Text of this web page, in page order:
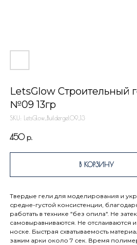
LetsGlow Строительный
№09 13гр
SKU: LetsGlow_Buildergel09_13
450 р.
В КОРЗИНУ
Твердые гели для моделирования и
средне-густой консистенции,
работать в технике "без опила". Не
самовыравниваются. Не отслаиваются
носке. Быстрая схватываемость
зажим арки около 7 сек. Время